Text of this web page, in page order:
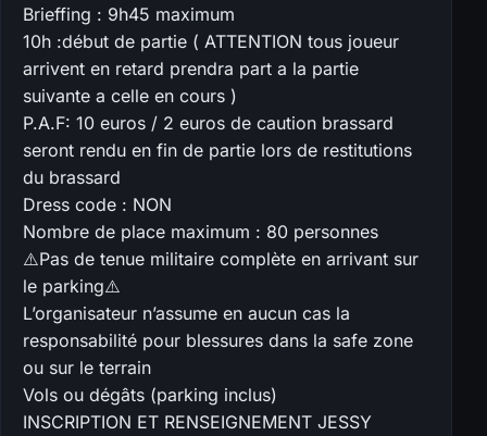
Brieffing : 9h45 maximum
10h :début de partie ( ATTENTION tous joueur
arrivent en retard prendra part a la partie
suivante a celle en cours )
P.A.F: 10 euros / 2 euros de caution brassard
seront rendu en fin de partie lors de restitutions
du brassard
Dress code : NON
Nombre de place maximum : 80 personnes
⚠️Pas de tenue militaire complète en arrivant sur
le parking⚠️
L’organisateur n’assume en aucun cas la
responsabilité pour blessures dans la safe zone
ou sur le terrain
Vols ou dégâts (parking inclus)
INSCRIPTION ET RENSEIGNEMENT JESSY